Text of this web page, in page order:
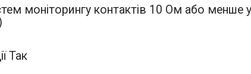
моніторингу контактів 10 Ом або менше
Так